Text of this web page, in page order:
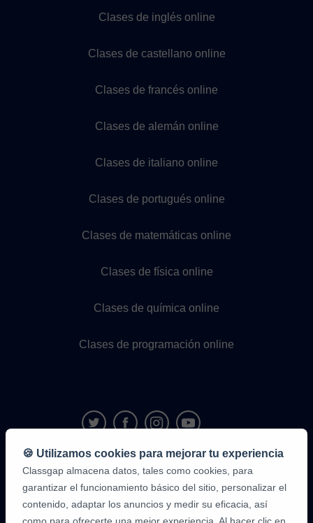
Clases de inglés online
Clases de castellano online
Clases de francés online
Clases de alemán online
Clases de italiano online
Clases de portugués online
Clases de matemáticas online
Clases de física online
Clases de química online
Clases de programación online
9,6/10
1.339.284
opiniones
alumnos
🍪 Utilizamos cookies para mejorar tu experiencia
Classgap almacena datos, tales como cookies, para
garantizar el funcionamiento básico del sitio, personalizar el
contenido, adaptar los anuncios y medir su eficacia, así